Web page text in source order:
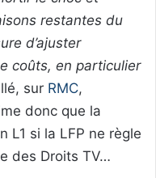
restantes du
d’ajuster
coûts, en particulier
sur RMC,
donc que la
L1 si la LFP ne règle
des Droits TV…